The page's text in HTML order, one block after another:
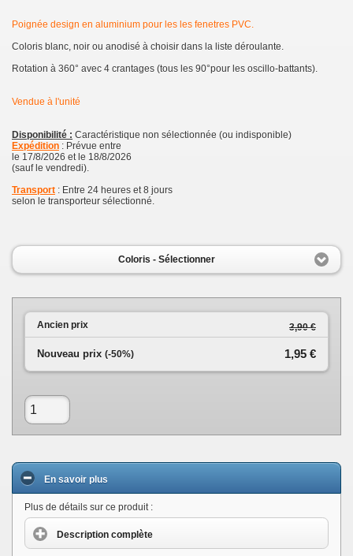
Poignée design en aluminium pour les les fenetres PVC.
Coloris blanc, noir ou anodisé à choisir dans la liste déroulante.
Rotation à 360° avec 4 crantages (tous les 90°pour les oscillo-battants).
Vendue à l'unité
Disponibilité : Caractéristique non sélectionnée (ou indisponible)
Expédition : Prévue entre
le 17/8/2026 et le 18/8/2026
(sauf le vendredi).
Transport : Entre 24 heures et 8 jours
selon le transporteur sélectionné.
Coloris - Sélectionner
3,90 €
Ancien prix
1,95 €
Nouveau prix (-50%)
En savoir plus
Plus de détails sur ce produit :
Description complète